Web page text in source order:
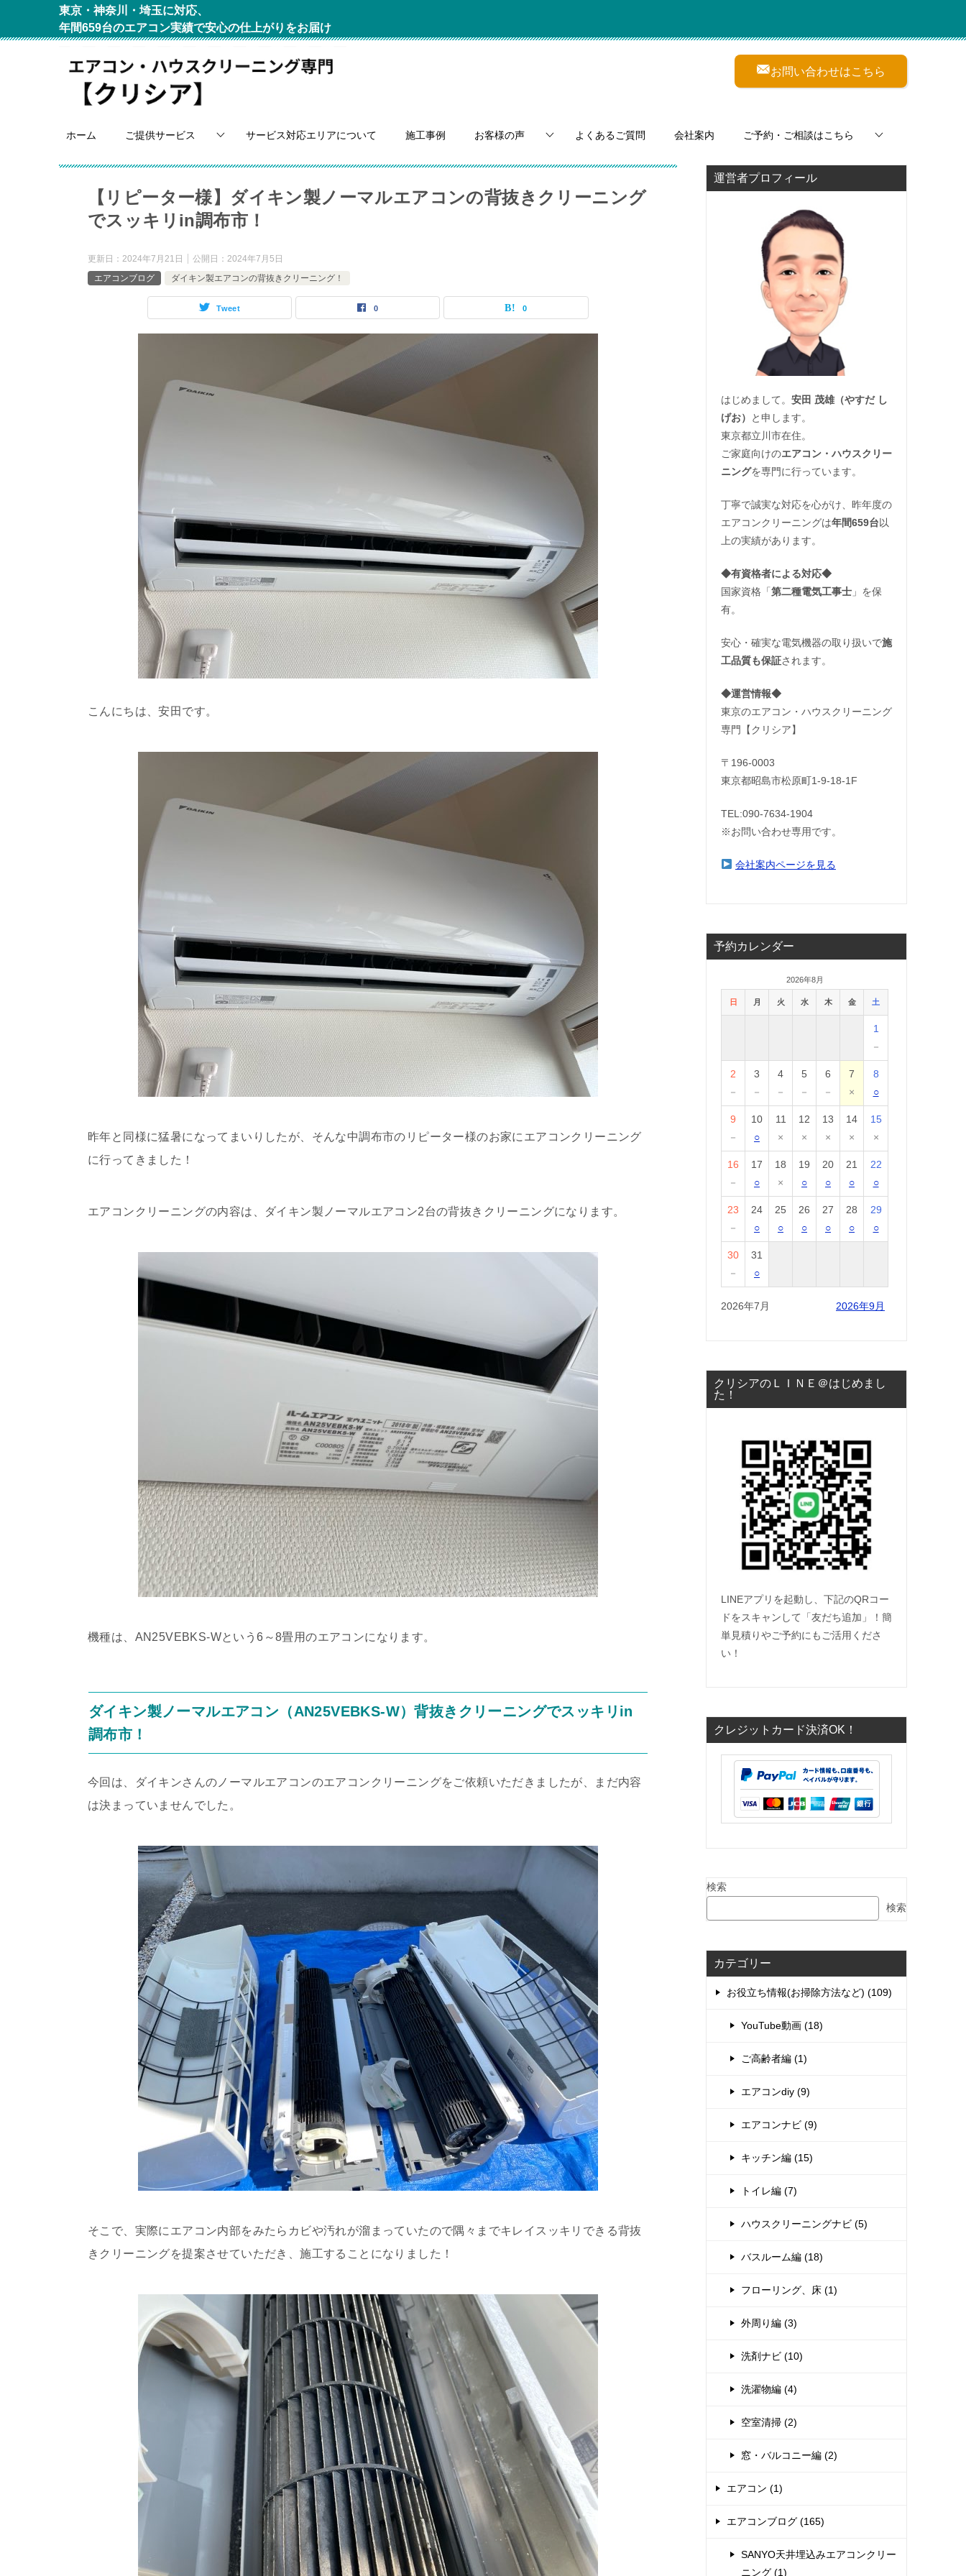
東京・神奈川・埼玉に対応、
年間659台のエアコン実績で安心の仕上がりをお届け
お問い合わせはこちら
ホーム ご提供サービス サービス対応エリアについて 施工事例 お客様の声 よくあるご質問 会社案内 ご予約・ご相談はこちら
【リピーター様】ダイキン製ノーマルエアコンの背抜きクリーニング
でスッキリin調布市！
更新日： 2024年7月21日 公開日： 2024年7月5日
エアコンブログ
ダイキン製エアコンの背抜きクリーニング！
Tweet 0 0
こんにちは、安田です。
昨年と同様に猛暑になってまいりしたが、そんな中調布市のリピーター様のお家にエアコンクリーニング
に行ってきました！
エアコンクリーニングの内容は、ダイキン製ノーマルエアコン2台の背抜きクリーニングになります。
機種は、AN25VEBKS-Wという6～8畳用のエアコンになります。
ダイキン製ノーマルエアコン（AN25VEBKS-W）背抜きクリーニングでスッキリin
調布市！
今回は、ダイキンさんのノーマルエアコンのエアコンクリーニングをご依頼いただきましたが、まだ内容
は決まっていませんでした。
そこで、実際にエアコン内部をみたらカビや汚れが溜まっていたので隅々までキレイスッキリできる背抜
きクリーニングを提案させていただき、施工することになりました！
運営者プロフィール
はじめまして。 安田 茂雄（やすだ し
げお）
と申します。
東京都立川市在住。
ご家庭向けのエアコン・ハウスクリー
ニングを専門に行っています。
丁寧で誠実な対応を心がけ、昨年度の
エアコンクリーニングは年間659台以
上の実績があります。
◆有資格者による対応◆
国家資格「第二種電気工事士 」を保
有。
安心・確実な電気機器の取り扱いで施
工品質も保証されます。
◆運営情報◆
東京のエアコン・ハウスクリーニング
専門【クリシア】
〒196-0003
東京都昭島市松原町1-9‐18‐1F
TEL:090-7634-1904
※お問い合わせ専用です。
会社案内ページを見る
予約カレンダー
2026年8月
日 月 火 水 木 金 土
1
－
2
－
3
－
4
－
5
－
6
－
7
×
8
○
9
－
10
○
11
×
12
×
13
×
14
×
15
×
16
－
17
○
18
×
19
○
20
○
21
○
22
○
23
－
24
○
25
○
26
○
27
○
28
○
29
○
30
－
31
○
2026年7月 2026年9月
クリシアのＬＩＮＥ＠はじめまし
た！
LINEアプリを起動し、下記のQRコー
ドをスキャンして「友だち追加」！簡
単見積りやご予約にもご活用くださ
い！
クレジットカード決済OK！
検索
検索
カテゴリー
お役立ち情報(お掃除方法など) (109)
YouTube動画 (18)
ご高齢者編 (1)
エアコンdiy (9)
エアコンナビ (9)
キッチン編 (15)
トイレ編 (7)
ハウスクリーニングナビ (5)
バスルーム編 (18)
フローリング、床 (1)
外周り編 (3)
洗剤ナビ (10)
洗濯物編 (4)
空室清掃 (2)
窓・バルコニー編 (2)
エアコン (1)
エアコンブログ (165)
SANYO天井埋込みエアコンクリー
ニング (1)